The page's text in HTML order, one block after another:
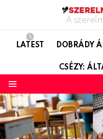
A
LATEST DOBRÁDY
CSÉZY:
LATEST
STORIES